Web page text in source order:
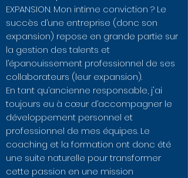
EXPANSION. Mon intime conviction ? Le
succès d’une entreprise (donc son
expansion) repose en grande partie sur
la gestion des talents et
l’épanouissement professionnel de ses
collaborateurs (leur expansion).
En tant qu’ancienne responsable, j'ai
toujours eu à cœur d’accompagner le
développement personnel et
professionnel de mes équipes. Le
coaching et la formation ont donc été
une suite naturelle pour transformer
cette passion en une mission